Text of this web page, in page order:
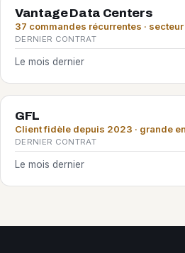
Vantage Data Centers
37 commandes récurrentes ·
DERNIER CONTRAT
Le mois dernier
GFL
Client fidèle depuis 2023 · grande
DERNIER CONTRAT
Le mois dernier